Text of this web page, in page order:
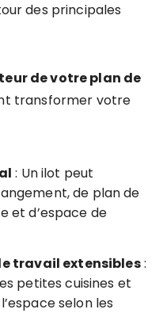
des principales
de votre plan de
transformer votre
: Un ilot peut
de plan de
et d’espace de
travail extensibles:
petites cuisines et
selon les